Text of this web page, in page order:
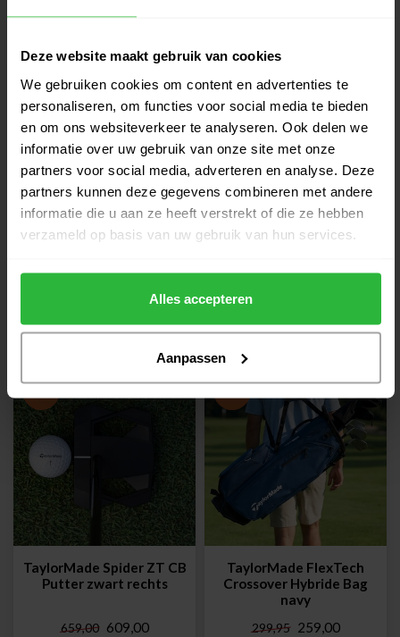
Deze website maakt gebruik van cookies
We gebruiken cookies om content en advertenties te
personaliseren, om functies voor social media te bieden
en om ons websiteverkeer te analyseren. Ook delen we
informatie over uw gebruik van onze site met onze
partners voor social media, adverteren en analyse. Deze
partners kunnen deze gegevens combineren met andere
informatie die u aan ze heeft verstrekt of die ze hebben
verzameld op basis van uw gebruik van hun services.
Alles accepteren
Aanpassen
Verzonden binnen 8 - 14
-9%
Lite Driver rechts
Verzonden binnen 8 - 14
werkdagen
-9%
S Putter Zwart RH
informeer naar levertijd
TaylorMade Spider ZT CB
Putter zwart rechts
659,00 609,00
TaylorMade FlexTech
Crossover Hybride Bag
navy
299,95 259,00